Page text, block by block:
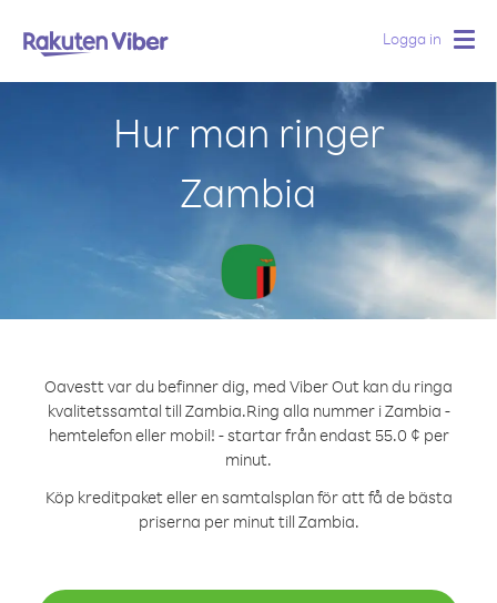
Logga in
Hur man ringer
Zambia
Oavestt var du befinner dig, med Viber Out kan du ringa
kvalitetssamtal till Zambia.Ring alla nummer i Zambia -
hemtelefon eller mobil! - startar från endast 55.0 ¢ per
minut.
Köp kreditpaket eller en samtalsplan för att få de bästa
priserna per minut till Zambia.